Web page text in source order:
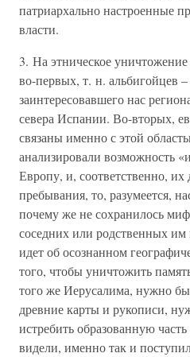
патриархально настроенные
власти.
3. На этническое
во-первых, т. н. альбигойцев
заинтересовавшего нас
севера Испании. Во-вторых,
связаны именно с этой
анализировали возможность
Европу, и, соответственно, их
пребывания, то, разумеется,
почему же не сохранилось
соседних или родственных им
идет об осознанном
того, чтобы уничтожить
того же Иерусалима, нужно
древние карты и рукописи,
истребить образованную
видели, именно так и